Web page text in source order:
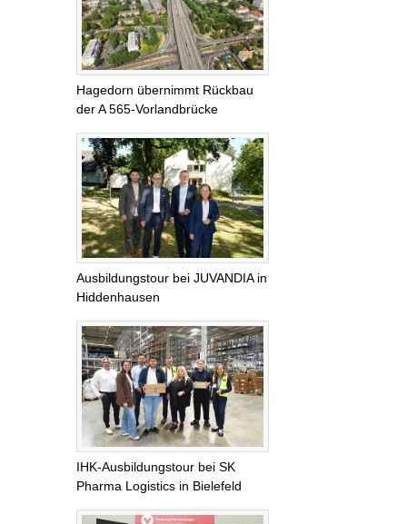
Hagedorn übernimmt Rückbau
der A 565-Vorlandbrücke
Ausbildungstour bei JUVANDIA in
Hiddenhausen
IHK-Ausbildungstour bei SK
Pharma Logistics in Bielefeld